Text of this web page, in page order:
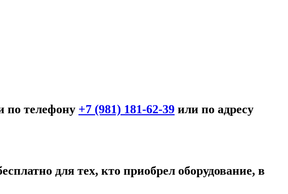
по телефону +7 (981) 181-62-39 или по адресу
для тех, кто приобрел оборудование, в